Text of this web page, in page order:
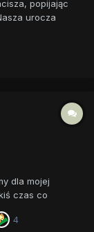
popijając
urocza
pewno
ulubieni a...
dla mojej
czas co
i koledzy
4